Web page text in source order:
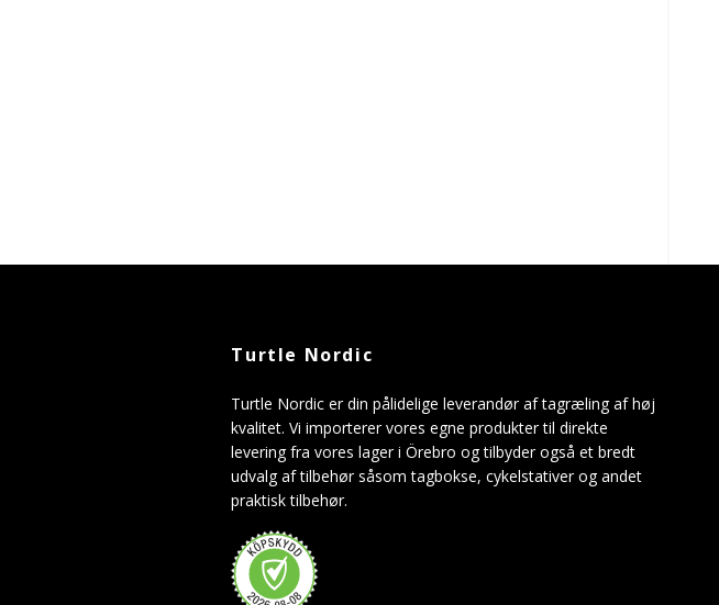
Turtle Nordic
Turtle Nordic er din pålidelige leverandør af tagræling af høj
kvalitet. Vi importerer vores egne produkter til direkte
levering fra vores lager i Örebro og tilbyder også et bredt
udvalg af tilbehør såsom tagbokse, cykelstativer og andet
praktisk tilbehør.